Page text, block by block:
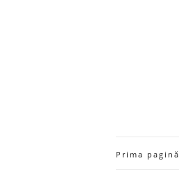
Prima pagină